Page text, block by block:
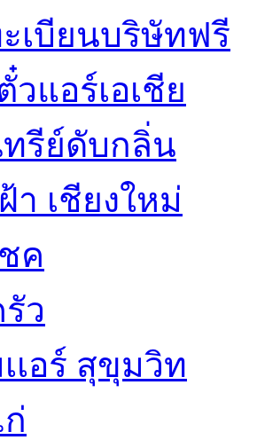
เบียนบริษัทฟรี
วแอร์เอเชีย
รีย์ดับกลิ่น
า เชียงใหม่
ค
ว
เอร์ สุขุมวิท